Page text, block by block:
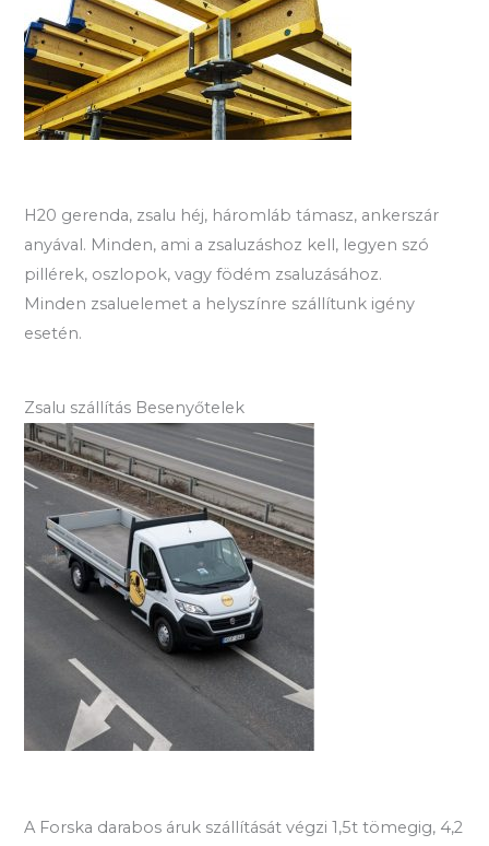
H20 gerenda, zsalu héj, háromláb támasz, ankerszár
anyával. Minden, ami a zsaluzáshoz kell, legyen szó
pillérek, oszlopok, vagy födém zsaluzásához.
Minden zsaluelemet a helyszínre szállítunk igény
esetén.
Zsalu szállítás Besenyőtelek
A Forska darabos áruk szállítását végzi 1,5t tömegig, 4,2